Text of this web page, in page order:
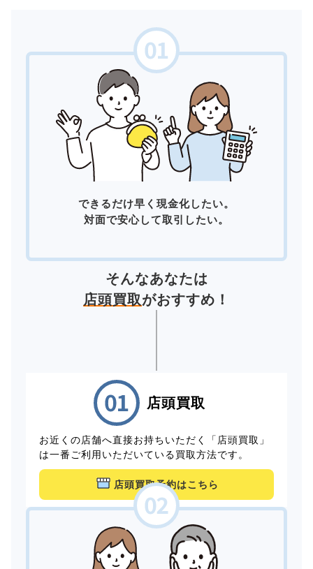
できるだけ早く現金化したい。
対面で安心して取引したい。
そんなあなたは
店頭買取がおすすめ！
店頭買取
お近くの店舗へ直接お持ちいただく「店頭買取」
は一番ご利用いただいている買取方法です。
店頭買取予約はこちら